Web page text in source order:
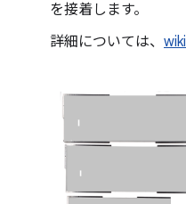
を接着します。
詳細については、